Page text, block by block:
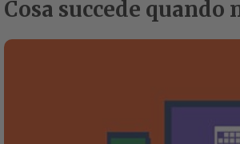
Cosa succede quando